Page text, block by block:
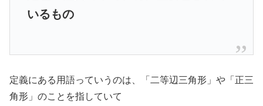
いるもの
定義にある用語っていうのは、「二等辺三角形」や「正三
角形」のことを指していて